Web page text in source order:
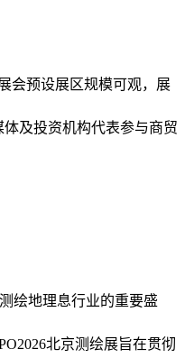
会预设展区规模可观，展
及投资机构代表参与商贸
绘地理息行业的重要盛
北京测绘展旨在贯彻